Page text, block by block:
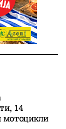
14
мотоцикли